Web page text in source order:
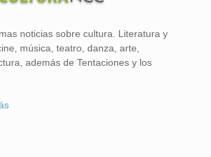
noticias sobre cultura. Literatura y
música, teatro, danza, arte,
además de Tentaciones y los